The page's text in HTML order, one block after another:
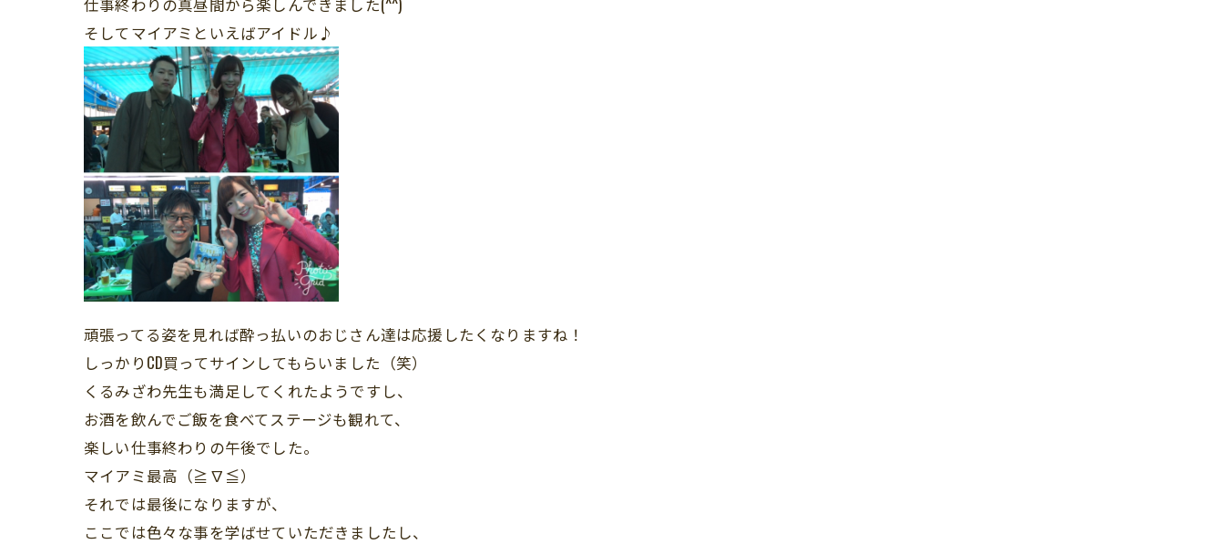
そしてマイアミといえばアイドル♪
頑張ってる姿を見れば酔っ払いのおじさん達は応援したくなりますね！
しっかりCD買ってサインしてもらいました（笑）
くるみざわ先生も満足してくれたようですし、
お酒を飲んでご飯を食べてステージも観れて、
楽しい仕事終わりの午後でした。
マイアミ最高（≧∇≦）
それでは最後になりますが、
ここでは色々な事を学ばせていただきましたし、